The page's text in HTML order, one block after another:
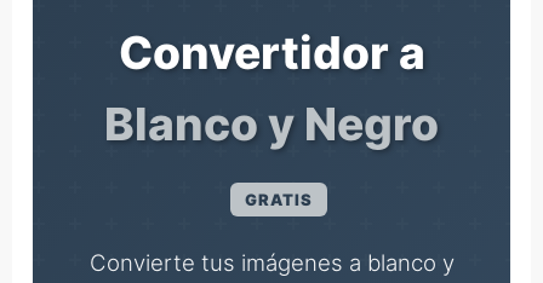
Convertidor a
Blanco y Negro
GRATIS
Convierte tus imágenes a blanco y